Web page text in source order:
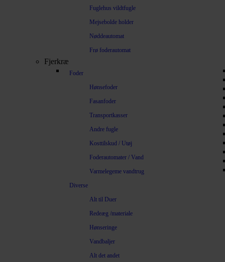
Fuglehus vildtfugle
Mejsebolde holder
Nøddeautomat
Frø foderautomat
Fjerkræ
Foder
Hønsefoder
Fasanfoder
Transportkasser
Andre fugle
Kosttilskud / Utøj
Foderautomater / Vand
Varmelegeme vandtrug
Diverse
Alt til Duer
Redeæg /materiale
Hønseringe
Vandbaljer
Alt det andet